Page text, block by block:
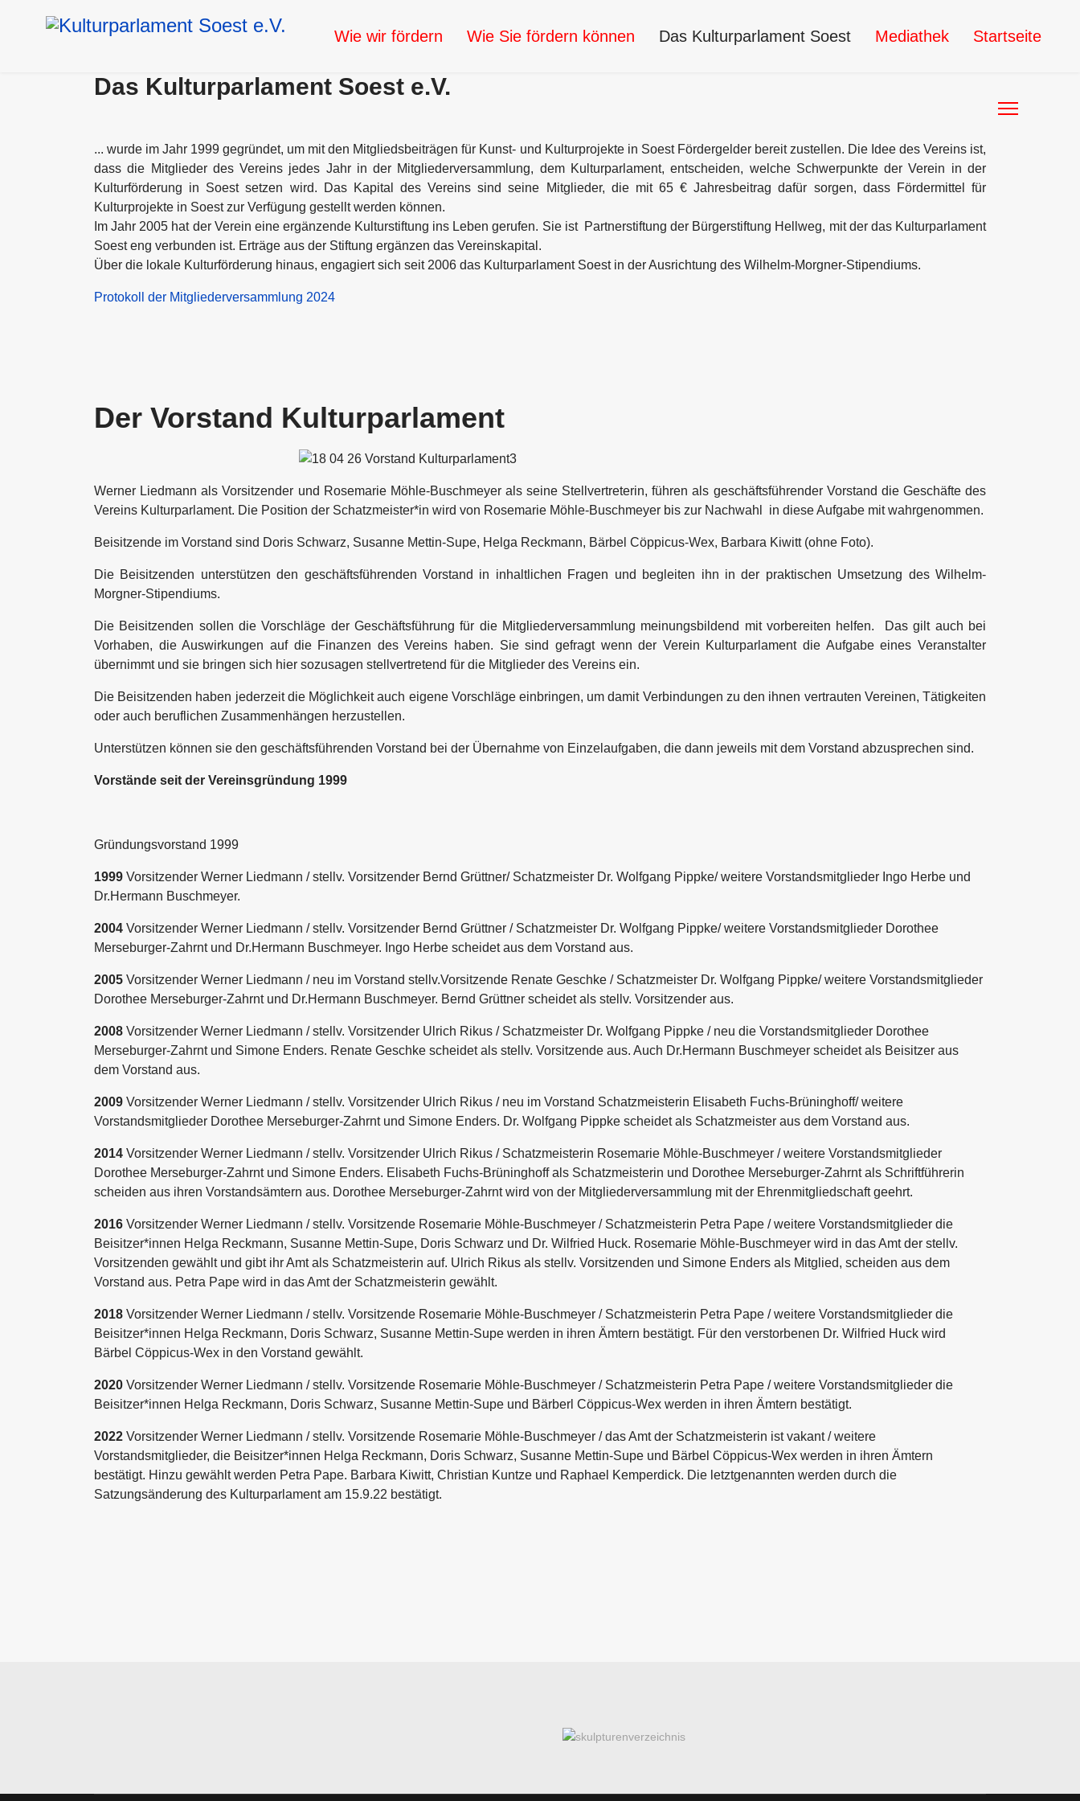
Wie wir fördern Wie Sie fördern können Das Kulturparlament Soest Mediathek Startseite
Das Kulturparlament Soest e.V.
... wurde im Jahr 1999 gegründet, um mit den Mitgliedsbeiträgen für Kunst- und Kulturprojekte in Soest Fördergelder bereit zustellen. Die Idee des Vereins ist,
dass die Mitglieder des Vereins jedes Jahr in der Mitgliederversammlung, dem Kulturparlament, entscheiden, welche Schwerpunkte der Verein in der
Kulturförderung in Soest setzen wird. Das Kapital des Vereins sind seine Mitglieder, die mit 65 € Jahresbeitrag dafür sorgen, dass Fördermittel für
Kulturprojekte in Soest zur Verfügung gestellt werden können.
Im Jahr 2005 hat der Verein eine ergänzende Kulturstiftung ins Leben gerufen. Sie ist Partnerstiftung der Bürgerstiftung Hellweg, mit der das Kulturparlament
Soest eng verbunden ist. Erträge aus der Stiftung ergänzen das Vereinskapital.
Über die lokale Kulturförderung hinaus, engagiert sich seit 2006 das Kulturparlament Soest in der Ausrichtung des Wilhelm-Morgner-Stipendiums.
Protokoll der Mitgliederversammlung 2024
Der Vorstand Kulturparlament
Werner Liedmann als Vorsitzender und Rosemarie Möhle-Buschmeyer als seine Stellvertreterin, führen als geschäftsführender Vorstand die Geschäfte des
Vereins Kulturparlament. Die Position der Schatzmeister*in wird von Rosemarie Möhle-Buschmeyer bis zur Nachwahl in diese Aufgabe mit wahrgenommen.
Beisitzende im Vorstand sind Doris Schwarz, Susanne Mettin-Supe, Helga Reckmann, Bärbel Cöppicus-Wex, Barbara Kiwitt (ohne Foto).
Die Beisitzenden unterstützen den geschäftsführenden Vorstand in inhaltlichen Fragen und begleiten ihn in der praktischen Umsetzung des Wilhelm-
Morgner-Stipendiums.
Die Beisitzenden sollen die Vorschläge der Geschäftsführung für die Mitgliederversammlung meinungsbildend mit vorbereiten helfen. Das gilt auch bei
Vorhaben, die Auswirkungen auf die Finanzen des Vereins haben. Sie sind gefragt wenn der Verein Kulturparlament die Aufgabe eines Veranstalter
übernimmt und sie bringen sich hier sozusagen stellvertretend für die Mitglieder des Vereins ein.
Die Beisitzenden haben jederzeit die Möglichkeit auch eigene Vorschläge einbringen, um damit Verbindungen zu den ihnen vertrauten Vereinen, Tätigkeiten
oder auch beruflichen Zusammenhängen herzustellen.
Unterstützen können sie den geschäftsführenden Vorstand bei der Übernahme von Einzelaufgaben, die dann jeweils mit dem Vorstand abzusprechen sind.
Vorstände seit der Vereinsgründung 1999
Gründungsvorstand 1999
1999 Vorsitzender Werner Liedmann / stellv. Vorsitzender Bernd Grüttner/ Schatzmeister Dr. Wolfgang Pippke/ weitere Vorstandsmitglieder Ingo Herbe und
Dr.Hermann Buschmeyer.
2004 Vorsitzender Werner Liedmann / stellv. Vorsitzender Bernd Grüttner / Schatzmeister Dr. Wolfgang Pippke/ weitere Vorstandsmitglieder Dorothee
Merseburger-Zahrnt und Dr.Hermann Buschmeyer. Ingo Herbe scheidet aus dem Vorstand aus.
2005 Vorsitzender Werner Liedmann / neu im Vorstand stellv.Vorsitzende Renate Geschke / Schatzmeister Dr. Wolfgang Pippke/ weitere Vorstandsmitglieder
Dorothee Merseburger-Zahrnt und Dr.Hermann Buschmeyer. Bernd Grüttner scheidet als stellv. Vorsitzender aus.
2008 Vorsitzender Werner Liedmann / stellv. Vorsitzender Ulrich Rikus / Schatzmeister Dr. Wolfgang Pippke / neu die Vorstandsmitglieder Dorothee
Merseburger-Zahrnt und Simone Enders. Renate Geschke scheidet als stellv. Vorsitzende aus. Auch Dr.Hermann Buschmeyer scheidet als Beisitzer aus
dem Vorstand aus.
2009 Vorsitzender Werner Liedmann / stellv. Vorsitzender Ulrich Rikus / neu im Vorstand Schatzmeisterin Elisabeth Fuchs-Brüninghoff/ weitere
Vorstandsmitglieder Dorothee Merseburger-Zahrnt und Simone Enders. Dr. Wolfgang Pippke scheidet als Schatzmeister aus dem Vorstand aus.
2014 Vorsitzender Werner Liedmann / stellv. Vorsitzender Ulrich Rikus / Schatzmeisterin Rosemarie Möhle-Buschmeyer / weitere Vorstandsmitglieder
Dorothee Merseburger-Zahrnt und Simone Enders. Elisabeth Fuchs-Brüninghoff als Schatzmeisterin und Dorothee Merseburger-Zahrnt als Schriftführerin
scheiden aus ihren Vorstandsämtern aus. Dorothee Merseburger-Zahrnt wird von der Mitgliederversammlung mit der Ehrenmitgliedschaft geehrt.
2016 Vorsitzender Werner Liedmann / stellv. Vorsitzende Rosemarie Möhle-Buschmeyer / Schatzmeisterin Petra Pape / weitere Vorstandsmitglieder die
Beisitzer*innen Helga Reckmann, Susanne Mettin-Supe, Doris Schwarz und Dr. Wilfried Huck. Rosemarie Möhle-Buschmeyer wird in das Amt der stellv.
Vorsitzenden gewählt und gibt ihr Amt als Schatzmeisterin auf. Ulrich Rikus als stellv. Vorsitzenden und Simone Enders als Mitglied, scheiden aus dem
Vorstand aus. Petra Pape wird in das Amt der Schatzmeisterin gewählt.
2018 Vorsitzender Werner Liedmann / stellv. Vorsitzende Rosemarie Möhle-Buschmeyer / Schatzmeisterin Petra Pape / weitere Vorstandsmitglieder die
Beisitzer*innen Helga Reckmann, Doris Schwarz, Susanne Mettin-Supe werden in ihren Ämtern bestätigt. Für den verstorbenen Dr. Wilfried Huck wird
Bärbel Cöppicus-Wex in den Vorstand gewählt.
2020 Vorsitzender Werner Liedmann / stellv. Vorsitzende Rosemarie Möhle-Buschmeyer / Schatzmeisterin Petra Pape / weitere Vorstandsmitglieder die
Beisitzer*innen Helga Reckmann, Doris Schwarz, Susanne Mettin-Supe und Bärberl Cöppicus-Wex werden in ihren Ämtern bestätigt.
2022 Vorsitzender Werner Liedmann / stellv. Vorsitzende Rosemarie Möhle-Buschmeyer / das Amt der Schatzmeisterin ist vakant / weitere
Vorstandsmitglieder, die Beisitzer*innen Helga Reckmann, Doris Schwarz, Susanne Mettin-Supe und Bärbel Cöppicus-Wex werden in ihren Ämtern
bestätigt. Hinzu gewählt werden Petra Pape. Barbara Kiwitt, Christian Kuntze und Raphael Kemperdick. Die letztgenannten werden durch die
Satzungsänderung des Kulturparlament am 15.9.22 bestätigt.